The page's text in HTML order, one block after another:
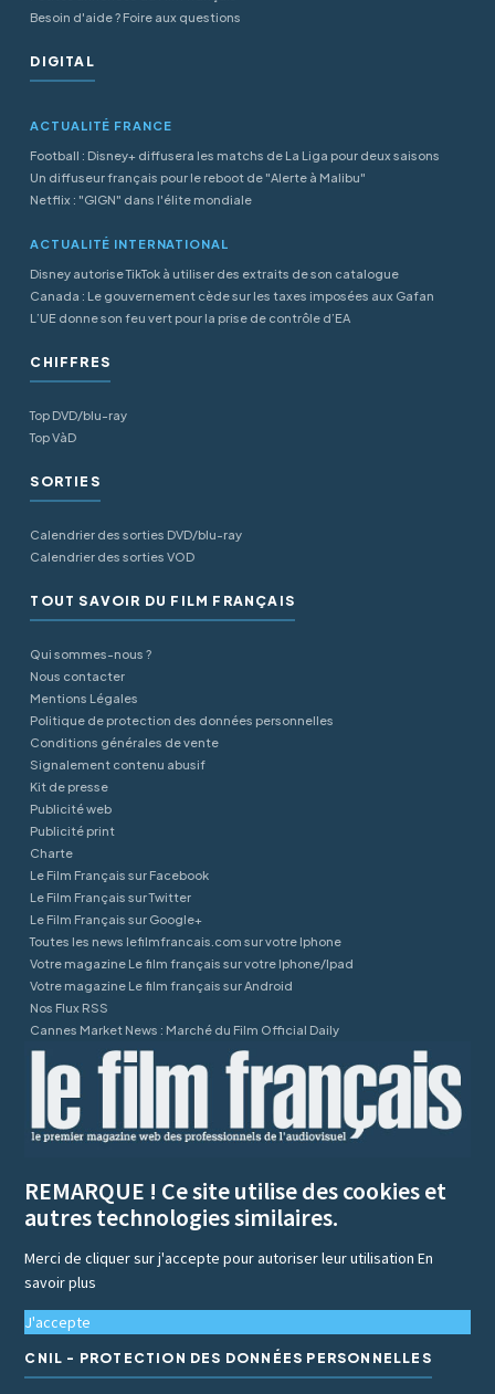
Besoin d'aide ? Foire aux questions
DIGITAL
ACTUALITÉ FRANCE
Football : Disney+ diffusera les matchs de La Liga pour deux saisons
Un diffuseur français pour le reboot de "Alerte à Malibu"
Netflix : "GIGN" dans l'élite mondiale
ACTUALITÉ INTERNATIONAL
Disney autorise TikTok à utiliser des extraits de son catalogue
Canada : Le gouvernement cède sur les taxes imposées aux Gafan
L’UE donne son feu vert pour la prise de contrôle d’EA
CHIFFRES
Top DVD/blu-ray
Top VàD
SORTIES
Calendrier des sorties DVD/blu-ray
Calendrier des sorties VOD
TOUT SAVOIR DU FILM FRANÇAIS
Qui sommes-nous ?
Nous contacter
Mentions Légales
Politique de protection des données personnelles
Conditions générales de vente
Signalement contenu abusif
Kit de presse
Publicité web
Publicité print
Charte
Le Film Français sur Facebook
Le Film Français sur Twitter
Le Film Français sur Google+
Toutes les news lefilmfrancais.com sur votre Iphone
Votre magazine Le film français sur votre Iphone/Ipad
Votre magazine Le film français sur Android
Nos Flux RSS
Cannes Market News : Marché du Film Official Daily
REMARQUE ! Ce site utilise des cookies et
autres technologies similaires.
Merci de cliquer sur j'accepte pour autoriser leur utilisationEn
savoir plus
J'accepte
CNIL - PROTECTION DES DONNÉES PERSONNELLES